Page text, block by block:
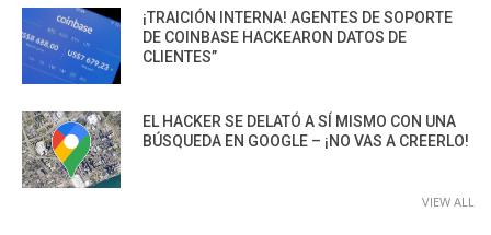
¡TRAICIÓN INTERNA! AGENTES DE SOPORTE
DE COINBASE HACKEARON DATOS DE
CLIENTES”
EL HACKER SE DELATÓ A SÍ MISMO CON UNA
BÚSQUEDA EN GOOGLE – ¡NO VAS A CREERLO!
VIEW ALL